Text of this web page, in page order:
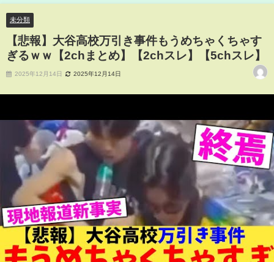
未分類
【悲報】大谷高校万引き事件もうめちゃくちゃす
ぎるｗｗ【2chまとめ】【2chスレ】【5chスレ】
2025年12月14日 2025年12月14日